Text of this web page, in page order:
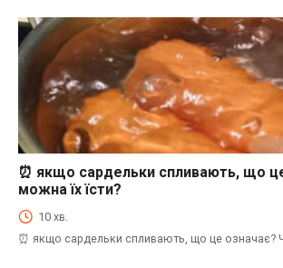
⏰Енциклопедія Coofood. Як економити час і гроші на
⏰ якщо сардельки спливають, що
можна їх їсти?
10 хв.
⏰ якщо сардельки спливають, що це означає?